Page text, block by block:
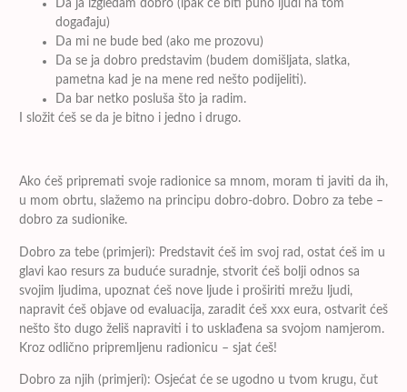
Da ja izgledam dobro (ipak će biti puno ljudi na tom
događaju)
Da mi ne bude bed (ako me prozovu)
Da se ja dobro predstavim (budem domišljata, slatka,
pametna kad je na mene red nešto podijeliti).
Da bar netko posluša što ja radim.
I složit ćeš se da je bitno i jedno i drugo.
Ako ćeš pripremati svoje radionice sa mnom, moram ti javiti da ih,
u mom obrtu, slažemo na principu dobro-dobro. Dobro za tebe –
dobro za sudionike.
Dobro za tebe (primjeri): Predstavit ćeš im svoj rad, ostat ćeš im u
glavi kao resurs za buduće suradnje, stvorit ćeš bolji odnos sa
svojim ljudima, upoznat ćeš nove ljude i proširiti mrežu ljudi,
napravit ćeš objave od evaluacija, zaradit ćeš xxx eura, ostvarit ćeš
nešto što dugo želiš napraviti i to usklađena sa svojom namjerom.
Kroz odlično pripremljenu radionicu – sjat ćeš!
Dobro za njih (primjeri): Osjećat će se ugodno u tvom krugu, čut